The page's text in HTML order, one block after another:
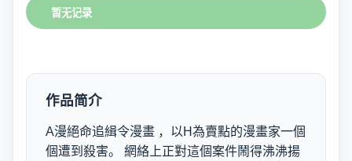
暂无记录
作品简介
A漫絕命追緝令漫畫 ，以H為賣點的漫畫家一個
個遭到殺害。 網絡上正對這個案件鬧得沸沸揚